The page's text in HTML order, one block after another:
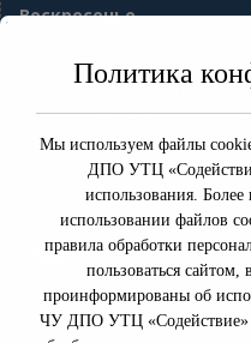
Воскресенье
8(3532) 77-98-76 8(3532)
ул. Гая 10
Оренбург,Оренбургская
Версия для
Политика
Мы используем файлы
ДПО УТЦ
использования.
использовании файлов
правила обработки
пользоваться
проинформированы об
ЧУ ДПО УТЦ «Содействие»